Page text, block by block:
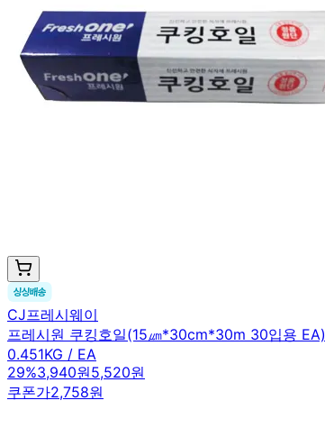
CJ프레시웨이
프레시원 쿠킹호일(15㎛*30cm*30m 30입용 EA)
0.451KG / EA
29%3,940원5,520원
쿠폰가2,758원